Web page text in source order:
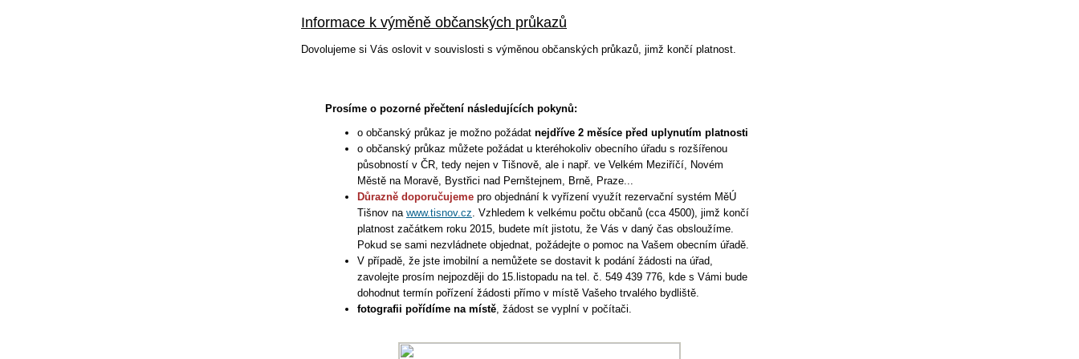
Informace k výměně občanských průkazů
Dovolujeme si Vás oslovit v souvislosti s výměnou občanských průkazů, jimž končí platnost.
Prosíme o pozorné přečtení následujících pokynů:
o občanský průkaz je možno požádat nejdříve 2 měsíce před uplynutím platnosti
o občanský průkaz můžete požádat u kteréhokoliv obecního úřadu s rozšířenou
působností v ČR, tedy nejen v Tišnově, ale i např. ve Velkém Meziříčí, Novém
Městě na Moravě, Bystřici nad Pernštejnem, Brně, Praze...
Důrazně doporučujeme pro objednání k vyřízení využít rezervační systém MěÚ
Tišnov na www.tisnov.cz. Vzhledem k velkému počtu občanů (cca 4500), jimž končí
platnost začátkem roku 2015, budete mít jistotu, že Vás v daný čas obsloužíme.
Pokud se sami nezvládnete objednat, požádejte o pomoc na Vašem obecním úřadě.
V případě, že jste imobilní a nemůžete se dostavit k podání žádosti na úřad,
zavolejte prosím nejpozději do 15.listopadu na tel. č. 549 439 776, kde s Vámi bude
dohodnut termín pořízení žádosti přímo v místě Vašeho trvalého bydliště.
fotografii pořídíme na místě, žádost se vyplní v počítači.